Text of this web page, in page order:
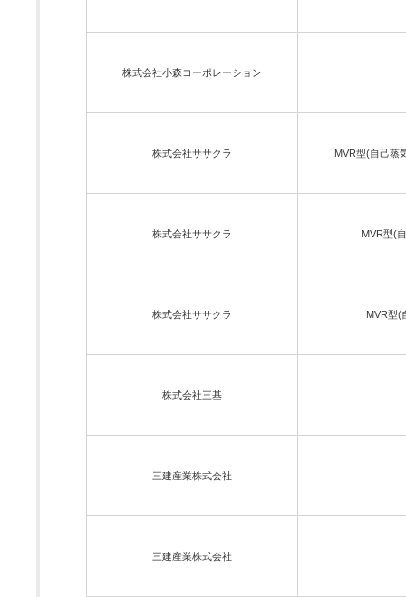
株式会社小森コーポレーション
株式会社ササクラ MVR型(自己蒸
株式会社ササクラ MVR型(
株式会社ササクラ MVR型(
株式会社三基
三建産業株式会社
三建産業株式会社